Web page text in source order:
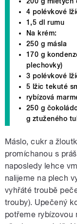
4 polévkové
1,5 dl rumu
Na krém:
250 g másla
170 g
plechovky)
3 polévkové
5 lžic tekuté
rybízová
250 g
g ztuženého
Máslo, cukr a
promíchanou s
naposledy lehce
nalijeme na plech
vyhřáté troubě
trouby). Upečený
potřeme rybízovou